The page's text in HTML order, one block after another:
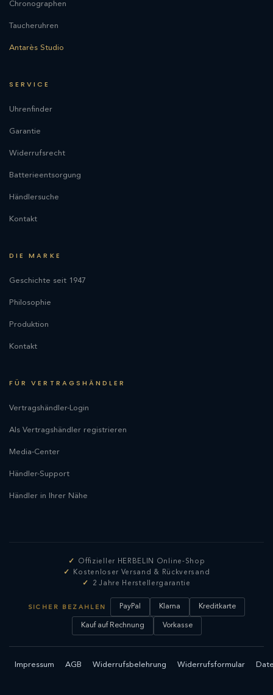
Chronographen
Taucheruhren
Antarès Studio
SERVICE
Uhrenfinder
Garantie
Widerrufsrecht
Batterieentsorgung
Händlersuche
Kontakt
DIE MARKE
Geschichte seit 1947
Philosophie
Produktion
Kontakt
FÜR VERTRAGSHÄNDLER
Vertragshändler-Login
Als Vertragshändler registrieren
Media-Center
Händler-Support
Händler in Ihrer Nähe
Offizieller HERBELIN Online-Shop
Kostenloser Versand & Rückversand
2 Jahre Herstellergarantie
SICHER BEZAHLEN PayPal Klarna Kreditkarte
Kauf auf Rechnung Vorkasse
Impressum AGB Widerrufsbelehrung Widerrufsformular